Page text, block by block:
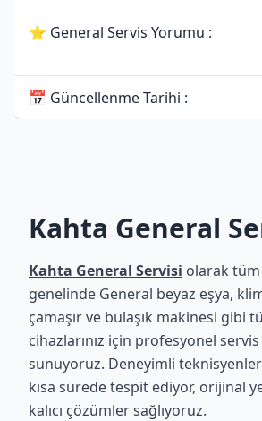
⭐ General Servis Yorumu :
📅 Güncellenme Tarihi :
Kahta General
Kahta General Servisi olarak
genelinde General beyaz eşya,
çamaşır ve bulaşık makinesi gibi
cihazlarınız için profesyonel
sunuyoruz. Deneyimli
kısa sürede tespit ediyor, orijinal
kalıcı çözümler sağlıyoruz.